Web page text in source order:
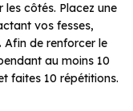
côtés. Placez une
vos fesses,
Afin de renforcer le
au moins 10
faites 10 répétitions.